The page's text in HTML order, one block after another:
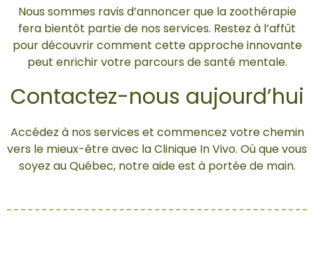
Nous sommes ravis d’annoncer que la zoothérapie
fera bientôt partie de nos services. Restez à l’affût
pour découvrir comment cette approche innovante
peut enrichir votre parcours de santé mentale.
Contactez-nous aujourd’hui
Accédez à nos services et commencez votre chemin
vers le mieux-être avec la Clinique In Vivo. Où que vous
soyez au Québec, notre aide est à portée de main.